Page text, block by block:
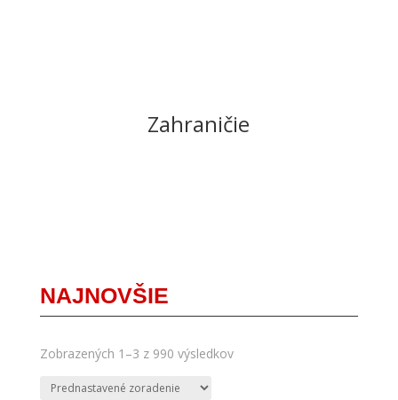
Zahraničie
NAJNOVŠIE
Zobrazených 1–3 z 990 výsledkov